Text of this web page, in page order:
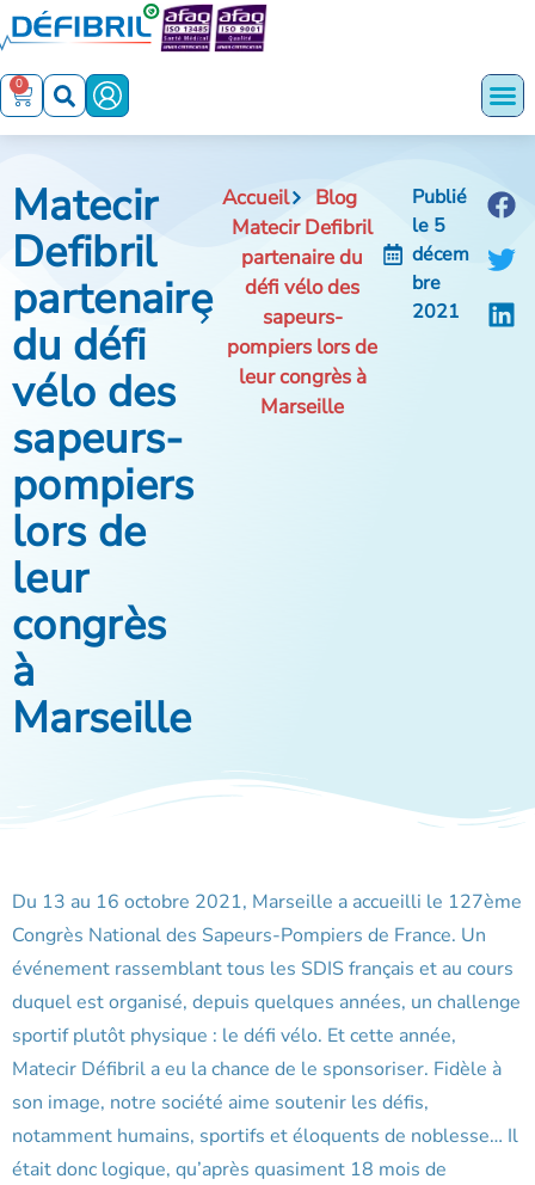
0
Matecir
Defibril
partenaire
du défi
vélo des
sapeurs-
pompiers
lors de
leur
congrès
à
Marseille
Accueil
Blog
Matecir Defibril
partenaire du
défi vélo des
sapeurs-
pompiers lors de
leur congrès à
Marseille
Publié
le 5
décem
bre
2021
Du 13 au 16 octobre 2021, Marseille a accueilli le 127ème
Congrès National des Sapeurs-Pompiers de France. Un
événement rassemblant tous les SDIS français et au cours
duquel est organisé, depuis quelques années, un challenge
sportif plutôt physique : le défi vélo. Et cette année,
Matecir Défibril a eu la chance de le sponsoriser. Fidèle à
son image, notre société aime soutenir les défis,
notamment humains, sportifs et éloquents de noblesse… Il
était donc logique, qu’après quasiment 18 mois de